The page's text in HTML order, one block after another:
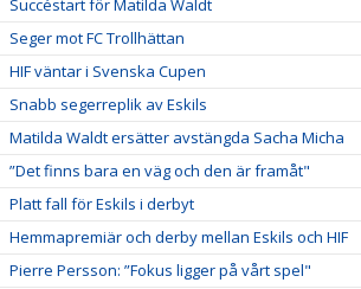
Seger mot FC Trollhättan
HIF väntar i Svenska Cupen
Snabb segerreplik av Eskils
Matilda Waldt ersätter avstängda Sacha Micha
”Det finns bara en väg och den är framåt"
Platt fall för Eskils i derbyt
Hemmapremiär och derby mellan Eskils och HIF
Pierre Persson: ”Fokus ligger på vårt spel"